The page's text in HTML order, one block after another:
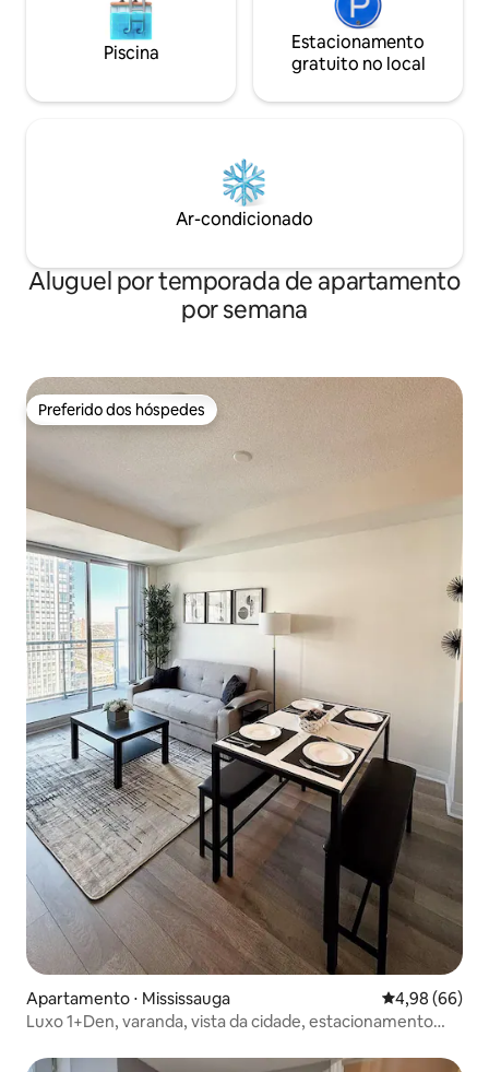
Piscina
Estacionamento
gratuito no local
Ar-condicionado
Aluguel por temporada de apartamento
por semana
Preferido dos hóspedes
Preferido dos hóspedes
Apartamento ⋅ Mississauga 4,98 de uma
4,98 (66)
Luxo 1+Den, varanda, vista da cidade, estacionamento